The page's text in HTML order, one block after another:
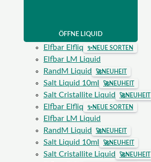
ÖFFNE LIQUID
Elfbar Elfliq ✨NEUE SORTEN
Elfbar LM Liquid
RandM Liquid
🚀NEUHEIT
Salt Liquid 10ml 🚀NEUHEIT
Salt Cristallite Liquid 🚀NEUHEIT
Elfbar Elfliq ✨NEUE SORTEN
Elfbar LM Liquid
RandM Liquid
🚀NEUHEIT
Salt Liquid 10ml 🚀NEUHEIT
Salt Cristallite Liquid 🚀NEUHEIT